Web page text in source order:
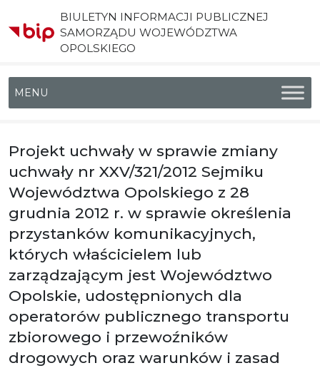
BIULETYN INFORMACJI PUBLICZNEJ
SAMORZĄDU WOJEWÓDZTWA
OPOLSKIEGO
Menu główne
Projekt uchwały w sprawie zmiany
uchwały nr XXV/321/2012 Sejmiku
Województwa Opolskiego z 28
grudnia 2012 r. w sprawie określenia
przystanków komunikacyjnych,
których właścicielem lub
zarządzającym jest Województwo
Opolskie, udostępnionych dla
operatorów publicznego transportu
zbiorowego i przewoźników
drogowych oraz warunków i zasad